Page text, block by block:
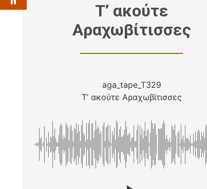
Τ’ ακούτε
Αραχωβίτισσες
aga_tape_T329
Τ’ ακούτε Αραχωβίτισσες